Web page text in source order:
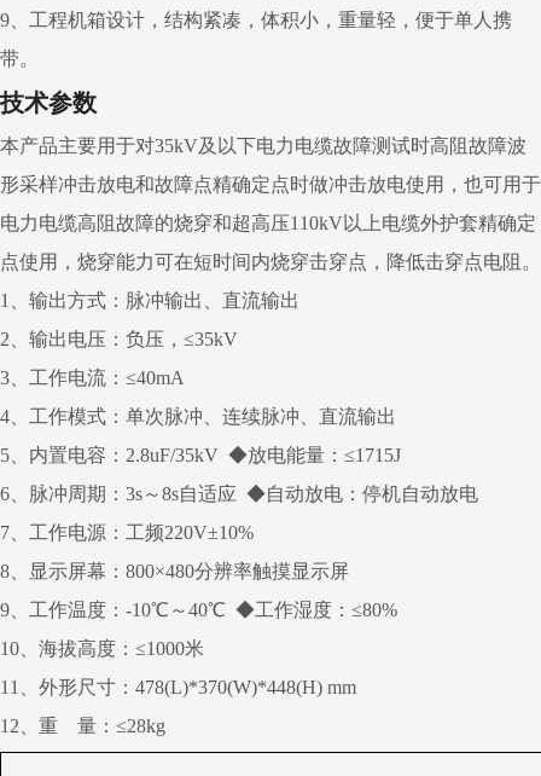
9、工程机箱设计，结构紧凑，体积小，重量轻，便于单人携
带。
技术参数
本产品主要用于对35kV及以下电力电缆故障测试时高阻故障波
形采样冲击放电和故障点精确定点时做冲击放电使用，也可用于
电力电缆高阻故障的烧穿和超高压110kV以上电缆外护套精确定
点使用，烧穿能力可在短时间内烧穿击穿点，降低击穿点电阻。
1、输出方式：脉冲输出、直流输出
2、输出电压：负压，≤35kV
3、工作电流：≤40mA
4、工作模式：单次脉冲、连续脉冲、直流输出
5、内置电容：2.8uF/35kV ◆放电能量：≤1715J
6、脉冲周期：3s～8s自适应 ◆自动放电：停机自动放电
7、工作电源：工频220V±10%
8、显示屏幕：800×480分辨率触摸显示屏
9、工作温度：-10℃～40℃ ◆工作湿度：≤80%
10、海拔高度：≤1000米
11、外形尺寸：478(L)*370(W)*448(H) mm
12、重 量：≤28kg